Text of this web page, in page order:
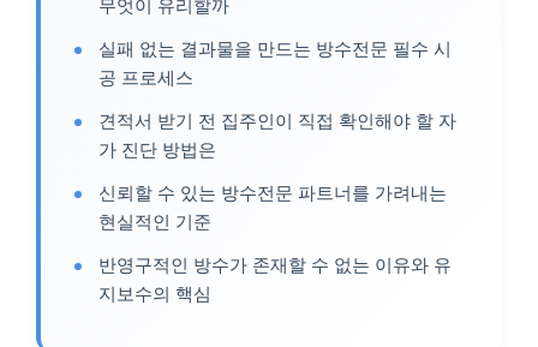
무엇이 유리할까
실패 없는 결과물을 만드는 방수전문 필수 시
공 프로세스
견적서 받기 전 집주인이 직접 확인해야 할 자
가 진단 방법은
신뢰할 수 있는 방수전문 파트너를 가려내는
현실적인 기준
반영구적인 방수가 존재할 수 없는 이유와 유
지보수의 핵심